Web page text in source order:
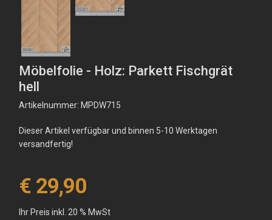
Möbelfolie - Holz: Parkett Fischgrät
hell
Artikelnummer: MPDW715
Dieser Artikel verfügbar und binnen 5-10 Werktagen
versandfertig!
€ 29,90
Ihr Preis inkl. 20 % MwSt